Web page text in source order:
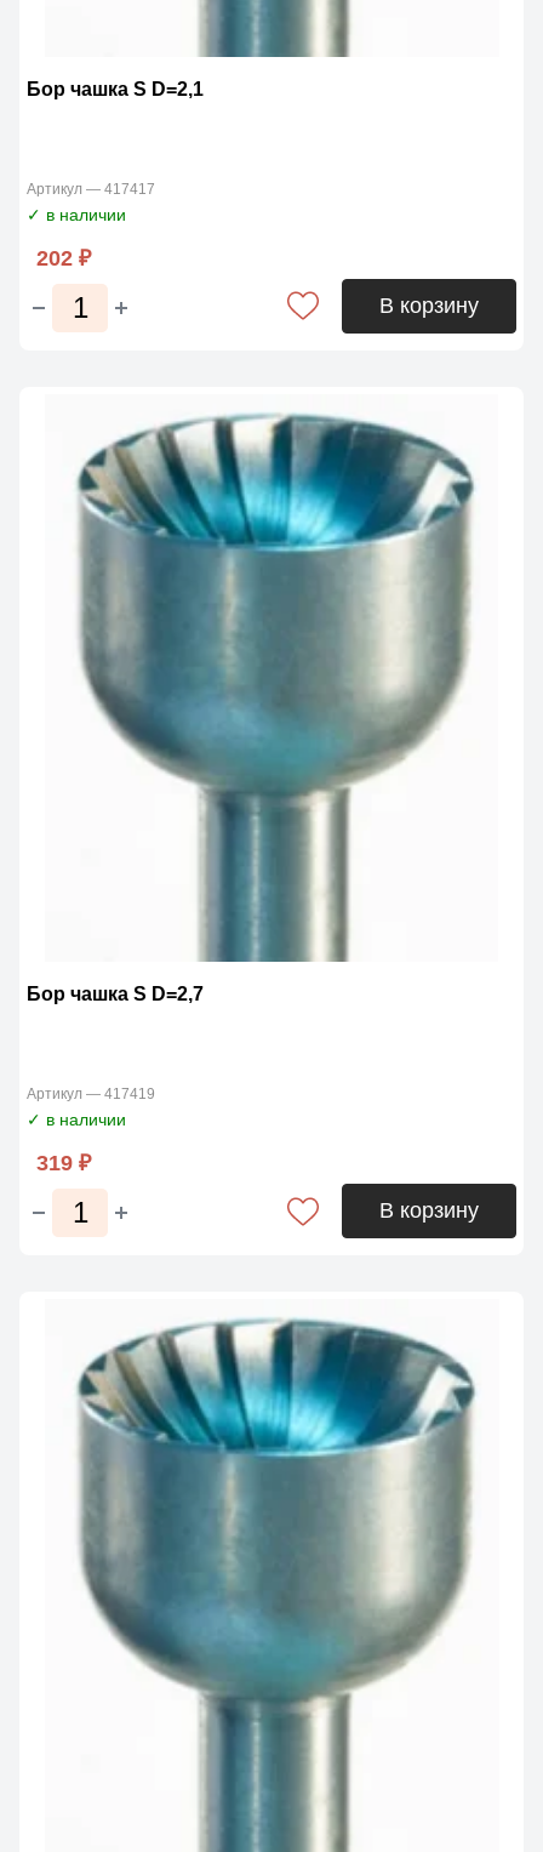
Бор чашка S D=2,1
Артикул — 417417
✓ в наличии
202 ₽
В корзину
Бор чашка S D=2,7
Артикул — 417419
✓ в наличии
319 ₽
В корзину